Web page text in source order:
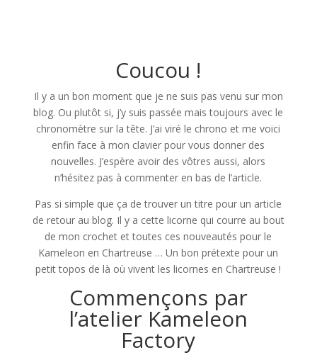
Coucou !
Il y a un bon moment que je ne suis pas venu sur mon
blog. Ou plutôt si, j’y suis passée mais toujours avec le
chronomètre sur la tête. J’ai viré le chrono et me voici
enfin face à mon clavier pour vous donner des
nouvelles. J’espère avoir des vôtres aussi, alors
n’hésitez pas à commenter en bas de l’article.
Pas si simple que ça de trouver un titre pour un article
de retour au blog. Il y a cette licorne qui courre au bout
de mon crochet et toutes ces nouveautés pour le
Kameleon en Chartreuse … Un bon prétexte pour un
petit topos de là où vivent les licornes en Chartreuse !
Commençons par
l’atelier Kameleon
Factory